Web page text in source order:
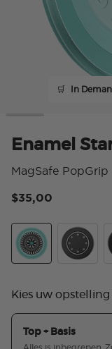
🛒 In
Enamel
MagSafe PopGrip
$35,00
Kies uw opstelling
Top + Basis